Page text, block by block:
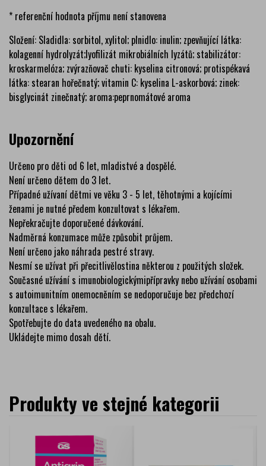
* referenční hodnota příjmu není stanovena
Složení: Sladidla: sorbitol, xylitol; plnidlo: inulin; zpevňující látka:
kolagenní hydrolyzát;lyofilizát mikrobiálních lyzátů; stabilizátor:
kroskarmelóza; zvýrazňovač chuti: kyselina citronová; protispékavá
látka: stearan hořečnatý; vitamin C: kyselina L-askorbová; zinek:
bisglycinát zinečnatý; aroma:peprnomátové aroma
Upozornění
Určeno pro děti od 6 let, mladistvé a dospělé.
Není určeno dětem do 3 let.
Případné užívaní dětmi ve věku 3 - 5 let, těhotnými a kojícími
ženami je nutné předem konzultovat s lékařem.
Nepřekračujte doporučené dávkování.
Nadměrná konzumace může způsobit průjem.
Není určeno jako náhrada pestré stravy.
Nesmí se užívat při přecitlivělostina některou z použitých složek.
Současné užívání s imunobiologickýmipřípravky nebo užívání osobami
s autoimunitním onemocněním se nedoporučuje bez předchozí
konzultace s lékařem.
Spotřebujte do data uvedeného na obalu.
Ukládejte mimo dosah dětí.
Produkty ve stejné kategorii